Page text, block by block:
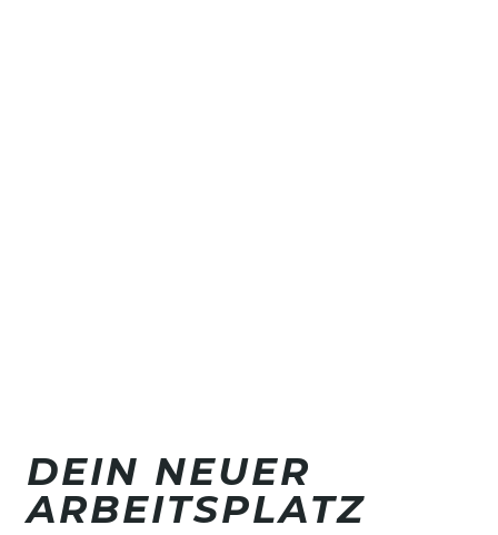
DEIN NEUER
ARBEITSPLATZ